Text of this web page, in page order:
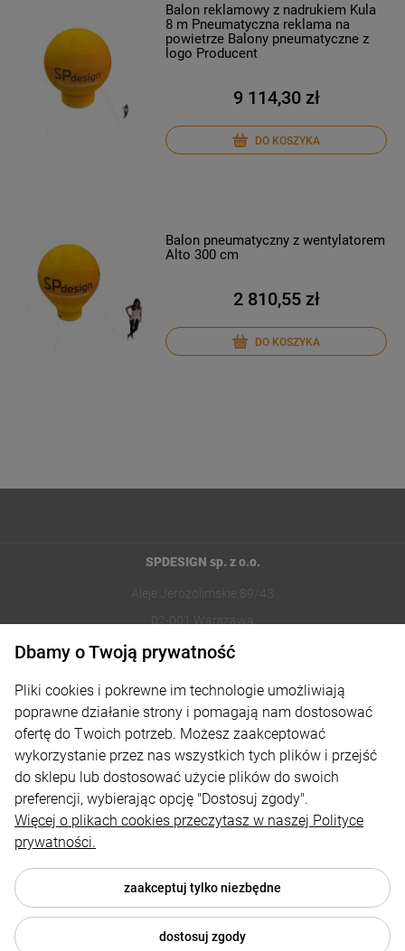
Balon reklamowy z nadrukiem Kula
8 m Pneumatyczna reklama na
powietrze Balony pneumatyczne z
logo Producent
9 114,30 zł
DO KOSZYKA
Balon pneumatyczny z wentylatorem
Alto 300 cm
2 810,55 zł
DO KOSZYKA
SPDESIGN sp. z o.o.
Aleje Jerozolimskie 89/43
02-001 Warszawa
sklep@reklamydrukarnia.pl
Moje konto
Płatności i dostawa
Informacje
Dbamy o Twoją prywatność
Pliki cookies i pokrewne im technologie umożliwiają
poprawne działanie strony i pomagają nam dostosować
ofertę do Twoich potrzeb. Możesz zaakceptować
wykorzystanie przez nas wszystkich tych plików i przejść
do sklepu lub dostosować użycie plików do swoich
preferencji, wybierając opcję "Dostosuj zgody".
Więcej o plikach cookies przeczytasz w naszej Polityce
prywatności.
zaakceptuj tylko niezbędne
dostosuj zgody